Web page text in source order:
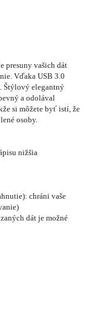
presuny vašich dát
Vďaka USB 3.0
Štýlový elegantný
a odolával
si môžete byť istí, že
osoby.
nižšia
chráni vaše
dát je možné